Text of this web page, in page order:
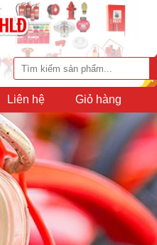
Liên hệ Giỏ hàng